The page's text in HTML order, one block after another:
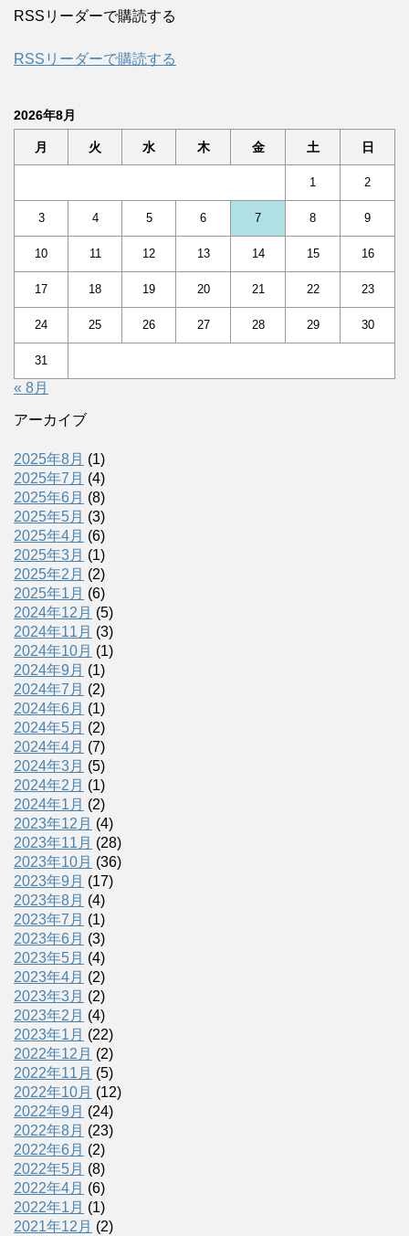
RSSリーダーで購読する
RSSリーダーで購読する
2026年8月
月 火 水 木 金 土 日
1 2
3 4 5 6 7 8 9
10 11 12 13 14 15 16
17 18 19 20 21 22 23
24 25 26 27 28 29 30
31
« 8月
アーカイブ
2025年8月 (1)
2025年7月 (4)
2025年6月 (8)
2025年5月 (3)
2025年4月 (6)
2025年3月 (1)
2025年2月 (2)
2025年1月 (6)
2024年12月 (5)
2024年11月 (3)
2024年10月 (1)
2024年9月 (1)
2024年7月 (2)
2024年6月 (1)
2024年5月 (2)
2024年4月 (7)
2024年3月 (5)
2024年2月 (1)
2024年1月 (2)
2023年12月 (4)
2023年11月 (28)
2023年10月 (36)
2023年9月 (17)
2023年8月 (4)
2023年7月 (1)
2023年6月 (3)
2023年5月 (4)
2023年4月 (2)
2023年3月 (2)
2023年2月 (4)
2023年1月 (22)
2022年12月 (2)
2022年11月 (5)
2022年10月 (12)
2022年9月 (24)
2022年8月 (23)
2022年6月 (2)
2022年5月 (8)
2022年4月 (6)
2022年1月 (1)
2021年12月 (2)